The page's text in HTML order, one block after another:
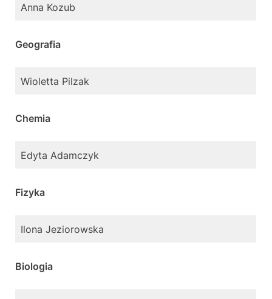
Anna Kozub
Geografia
Wioletta Pilzak
Chemia
Edyta Adamczyk
Fizyka
Ilona Jeziorowska
Biologia